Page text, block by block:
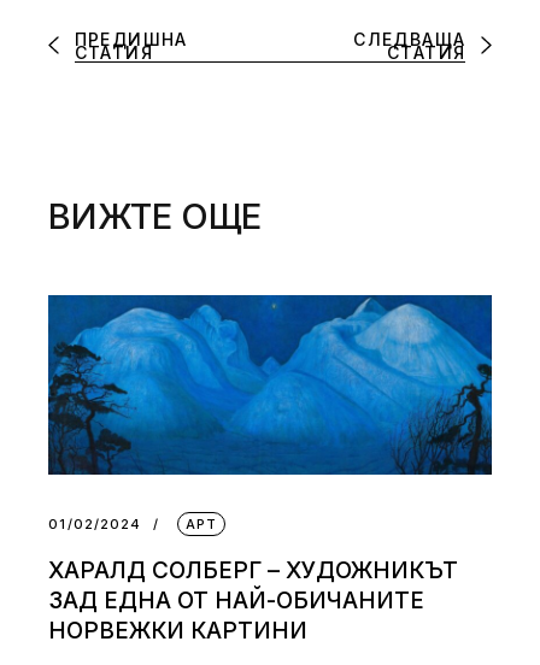
ПРЕДИШНА
СТАТИЯ
СЛЕДВАЩА
СТАТИЯ
ВИЖТЕ ОЩЕ
01/02/2024 АРТ
ХАРАЛД СОЛБЕРГ – ХУДОЖНИКЪТ
ЗАД ЕДНА ОТ НАЙ-ОБИЧАНИТЕ
НОРВЕЖКИ КАРТИНИ